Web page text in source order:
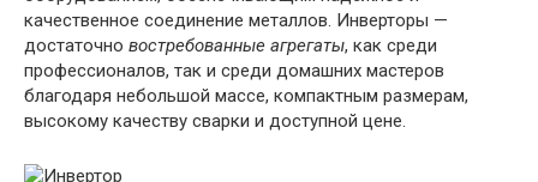
качественное соединение металлов. Инверторы —
достаточно востребованные агрегаты, как среди
профессионалов, так и среди домашних мастеров
благодаря небольшой массе, компактным размерам,
высокому качеству сварки и доступной цене.